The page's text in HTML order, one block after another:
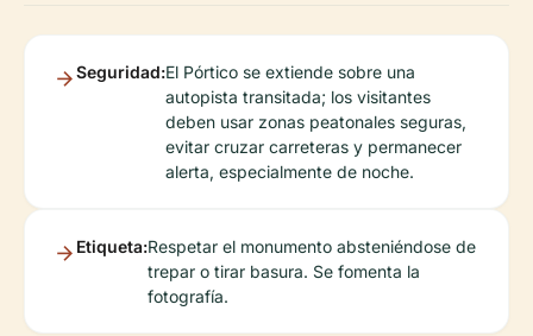
Seguridad:El Pórtico se extiende sobre una
autopista transitada; los visitantes
deben usar zonas peatonales seguras,
evitar cruzar carreteras y permanecer
alerta, especialmente de noche.
Etiqueta:Respetar el monumento absteniéndose de
trepar o tirar basura. Se fomenta la
fotografía.